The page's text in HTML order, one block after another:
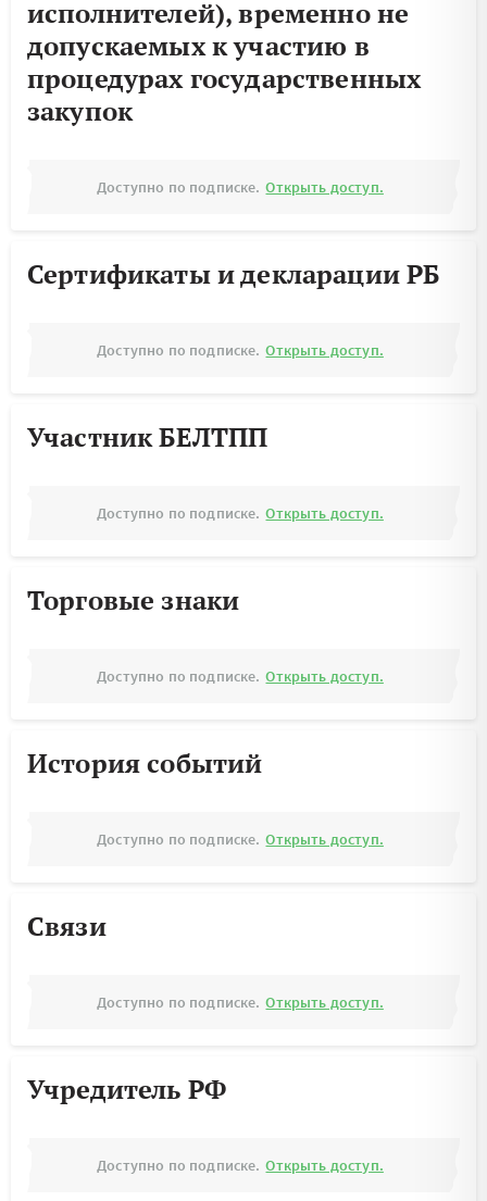
исполнителей), временно не
допускаемых к участию в
процедурах государственных
закупок
Доступно по подписке. Открыть доступ.
Сертификаты и декларации РБ
Доступно по подписке. Открыть доступ.
Участник БЕЛТПП
Доступно по подписке. Открыть доступ.
Торговые знаки
Доступно по подписке. Открыть доступ.
История событий
Доступно по подписке. Открыть доступ.
Связи
Доступно по подписке. Открыть доступ.
Учредитель РФ
Доступно по подписке. Открыть доступ.